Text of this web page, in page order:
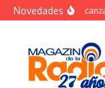
Saltar al contenido
Novedades
TOTVS